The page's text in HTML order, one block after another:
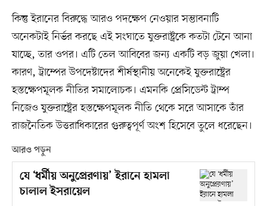
কিন্তু ইরানের বিরুদ্ধে আরও পদক্ষেপ নেওয়ার সম্ভাবনাটি
অনেকটাই নির্ভর করছে এই সংঘাতে যুক্তরাষ্ট্রকে কতটা টেনে আনা
যাচ্ছে, তার ওপর। এটি তেল আবিবের জন্য একটি বড় জুয়া খেলা।
কারণ, ট্রাম্পের উপদেষ্টাদের শীর্ষস্থানীয় অনেকেই যুক্তরাষ্ট্রের
হস্তক্ষেপমূলক নীতির সমালোচক। এমনকি প্রেসিডেন্ট ট্রাম্প
নিজেও যুক্তরাষ্ট্রের হস্তক্ষেপমূলক নীতি থেকে সরে আসাকে তাঁর
রাজনৈতিক উত্তরাধিকারের গুরুত্বপূর্ণ অংশ হিসেবে তুলে ধরেছেন।
আরও পড়ুন
যে ‘ধর্মীয় অনুপ্রেরণায়’ ইরানে হামলা
চালাল ইসরায়েল